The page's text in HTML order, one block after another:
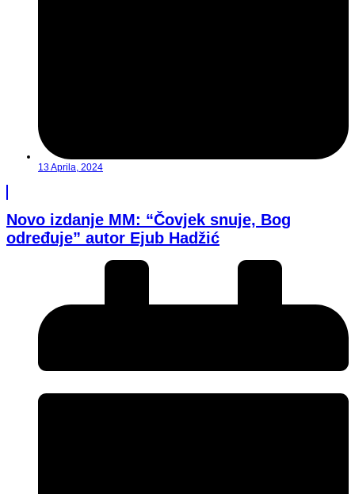
13 Aprila, 2024
Novo izdanje MM: “Čovjek snuje, Bog
određuje” autor Ejub Hadžić